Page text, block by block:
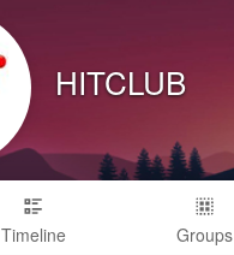
HITCLUB
Timeline Groups